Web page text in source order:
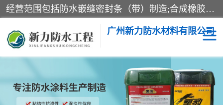
经营范围包括防水嵌缝密封条（带）制造;合成橡胶制造（监控化学品、危险化学品除外）;沥青混合物制造;防水胶粘带制造;其他合成材料制造（监控化学品、危险化学品除外）;涂料制造（监控化学品、危险化学品除外）;建筑结构防水补漏;防水建筑材料制造;粘合剂制造（监控化学品、危险化学品除外）;涂料零售;广州新力防水材料有限公司具有1处分支机构。
广州新力防水材料有限公司
黑豹防水胶 建筑108胶水